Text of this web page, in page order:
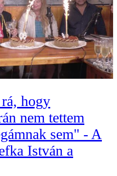
hogy
nem tettem
sem" - A
István a